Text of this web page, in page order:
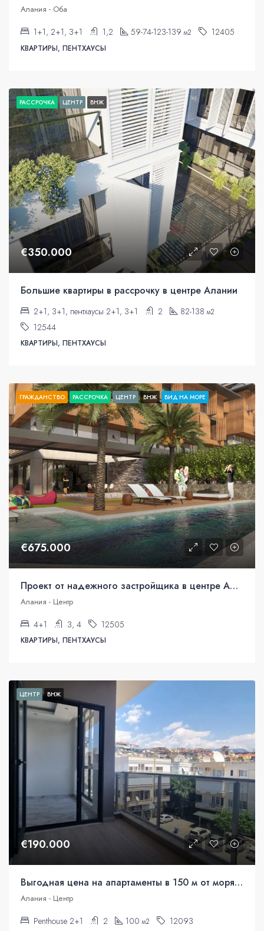
Алания - Оба
1+1, 2+1, 3+1 1,2 59-74-123-139 м2 12405
КВАРТИРЫ, ПЕНТХАУСЫ
РАССРОЧКА ЦЕНТР ВНЖ
€350.000
Большие квартиры в рассрочку в центре Алании
2+1, 3+1, пентхаусы 2+1, 3+1 2 82-138 м2
12544
КВАРТИРЫ, ПЕНТХАУСЫ
ГРАЖДАНСТВО РАССРОЧКА ЦЕНТР ВНЖ ВИД НА МОРЕ
€675.000
Проект от надежного застройщика в центре Алании!
Алания - Центр
4+1 3, 4 12505
КВАРТИРЫ, ПЕНТХАУСЫ
ЦЕНТР ВНЖ
€190.000
Выгодная цена на апартаменты в 150 м от моря в центре Алании
Алания - Центр
Penthouse 2+1 2 100 м2 12093